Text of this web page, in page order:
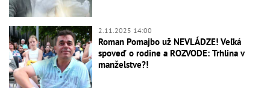
2.11.2025 14:00
Roman Pomajbo už NEVLÁDZE! Veľká
spoveď o rodine a ROZVODE: Trhlina v
manželstve?!